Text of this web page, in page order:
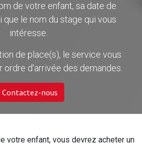
de votre enfant, sa date de
que le nom du stage qui vous
intéresse.
de place(s), le service vous
d'arrivée des demandes.
Contactez-nous
votre enfant, vous devrez acheter un